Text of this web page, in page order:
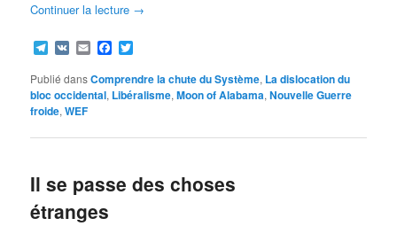
Continuer la lecture →
Telegram
VK EmailFacebook
Publié dansComprendre la chute du Système, La dislocation du
bloc occidental, Libéralisme,Moon of Alabama,Nouvelle Guerre
froide,WEF
Il se passe des choses
étranges